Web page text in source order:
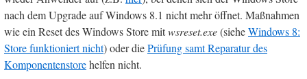
nach dem Upgrade auf Windows 8.1 nicht mehr öffnet. Maßnahmen
wie ein Reset des Windows Store mitwsreset.exe(sieheWindows 8:
Store funktioniert nicht) oder diePrüfung samt Reparatur des
Komponentenstorehelfen nicht.